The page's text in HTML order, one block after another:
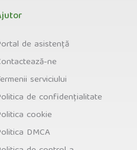
de asistență
ne
serviciului
de confidențialitate
cookie
DMCA